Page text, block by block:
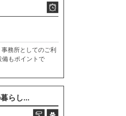
務所としてのご利
備もポイントで
らし...